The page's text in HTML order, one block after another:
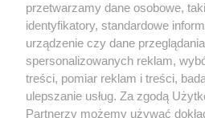
Kultura
X Facebook
przetwarzamy dane osobowe,
identyfikatory, standardowe
urządzenie czy dane
spersonalizowanych reklam,
treści, pomiar reklam i treści,
ulepszanie usług. Za zgodą
Partnerzy możemy używać